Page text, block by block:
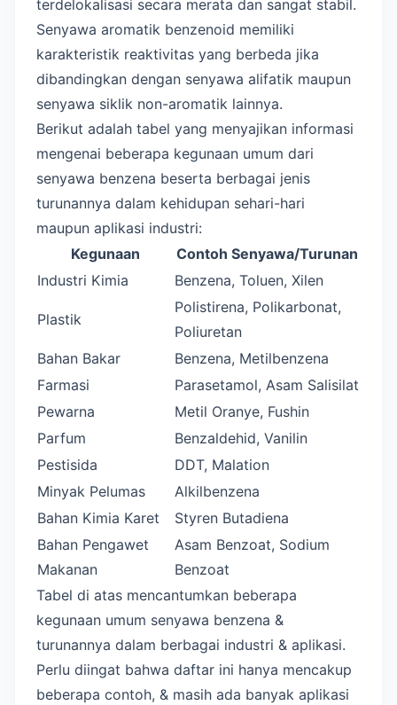
terdelokalisasi secara merata dan sangat stabil.
Senyawa aromatik benzenoid memiliki
karakteristik reaktivitas yang berbeda jika
dibandingkan dengan senyawa alifatik maupun
senyawa siklik non-aromatik lainnya.
Berikut adalah tabel yang menyajikan informasi
mengenai beberapa kegunaan umum dari
senyawa benzena beserta berbagai jenis
turunannya dalam kehidupan sehari-hari
maupun aplikasi industri:
Kegunaan
Contoh Senyawa/Turunan
Industri Kimia
Benzena, Toluen, Xilen
Plastik
Polistirena, Polikarbonat,
Poliuretan
Bahan Bakar
Benzena, Metilbenzena
Farmasi
Parasetamol, Asam Salisilat
Pewarna
Metil Oranye, Fushin
Parfum
Benzaldehid, Vanilin
Pestisida
DDT, Malation
Minyak Pelumas
Alkilbenzena
Bahan Kimia Karet
Styren Butadiena
Bahan Pengawet
Makanan
Asam Benzoat, Sodium
Benzoat
Tabel di atas mencantumkan beberapa
kegunaan umum senyawa benzena &
turunannya dalam berbagai industri & aplikasi.
Perlu diingat bahwa daftar ini hanya mencakup
beberapa contoh, & masih ada banyak aplikasi